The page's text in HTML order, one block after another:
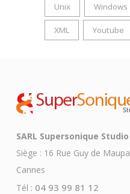
Unix Windows
XML Youtube
SARL Supersonique Studio
Siège : 16 Rue Guy de
Cannes
Tél : 04 93 99 81 12